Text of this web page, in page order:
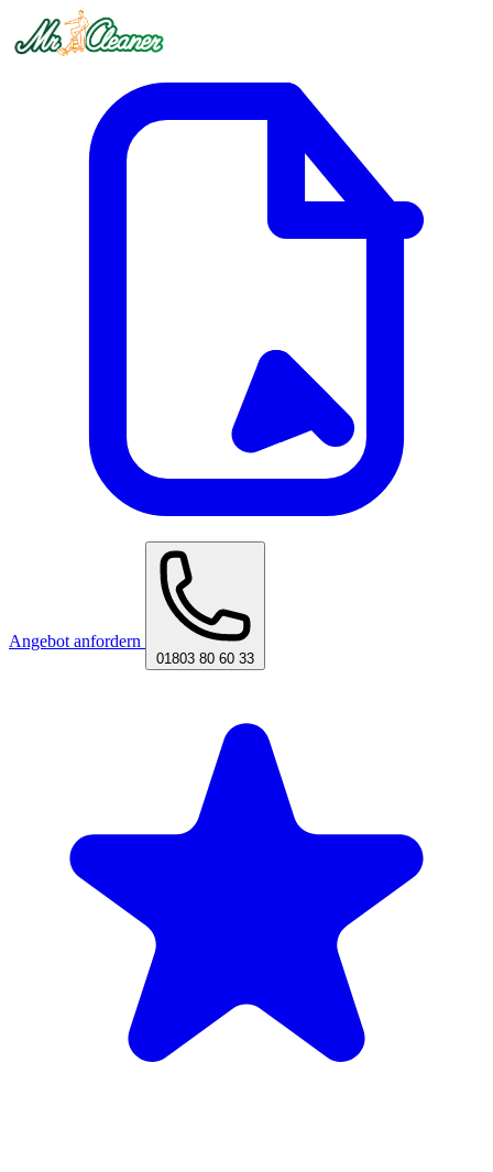
Angebot anfordern
01803 80 60 33